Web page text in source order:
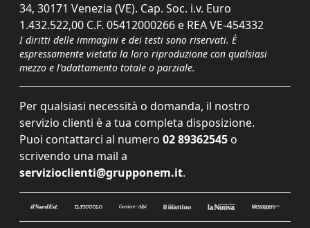
34, 30171 Venezia (VE). Cap. Soc. i.v. Euro
1.432.522,00 C.F. 05412000266 e REA VE-454332
I diritti delle immagini e dei testi sono riservati. È
espressamente vietata la loro riproduzione con qualsiasi
mezzo e l'adattamento totale o parziale.
Per qualsiasi necessità o domanda, il nostro
servizio clienti è a tua completa disposizione.
Puoi contattarci al numero 02 89362545 o
scrivendo una mail a
servizioclienti@grupponem.it.